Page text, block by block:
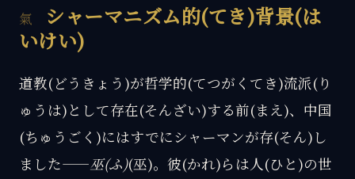
シャーマニズム的(てき)背景(は
いけい)
道教(どうきょう)が哲学的(てつがくてき)流派(り
ゅうは)として存在(そんざい)する前(まえ)、中国
(ちゅうごく)にはすでにシャーマンが存(そん)し
ました——巫(ふ)(巫)。彼(かれ)らは人(ひと)の世